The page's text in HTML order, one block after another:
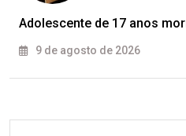
Adolescente de 17 anos
9 de agosto de 2026